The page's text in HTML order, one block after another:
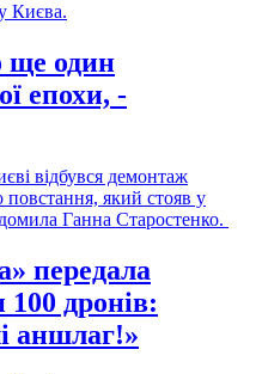
Києва.
ще один
епохи, -
відбувся демонтаж
який стояв у
Ганна Старостенко.
передала
дронів:
аншлаг!»